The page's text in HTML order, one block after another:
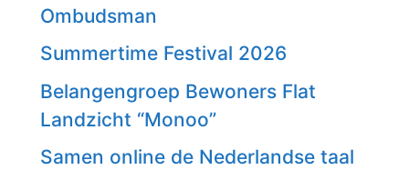
Ombudsman
Summertime Festival 2026
Belangengroep Bewoners Flat
Landzicht “Monoo”
Samen online de Nederlandse taal